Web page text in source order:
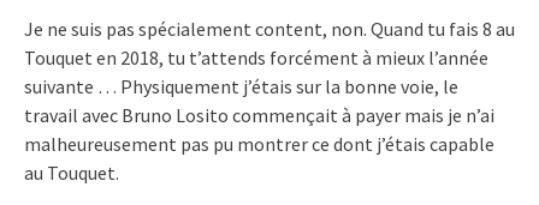
Je ne suis pas spécialement content, non. Quand tu fais 8 au
Touquet en 2018, tu t’attends forcément à mieux l’année
suivante … Physiquement j’étais sur la bonne voie, le
travail avec Bruno Losito commençait à payer mais je n’ai
malheureusement pas pu montrer ce dont j’étais capable
au Touquet.